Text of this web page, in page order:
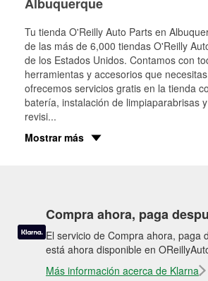
Tu tienda O'Reilly Auto Parts en
de las más de 6,000 tiendas O'Reilly
de los Estados Unidos. Contamos con
herramientas y accesorios que
ofrecemos servicios gratis en la tienda
batería, instalación de limpiaparabrisas
revisi...
Mostrar más
Compra ahora, paga
El servicio de Compra ahora, paga
está ahora disponible en
Más información acerca de Klarna